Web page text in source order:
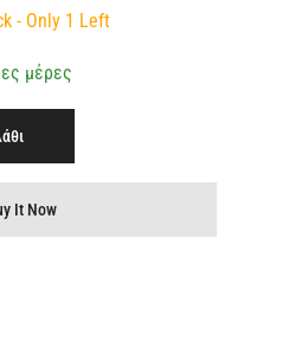
- Only 1 Left
μέρες
It Now